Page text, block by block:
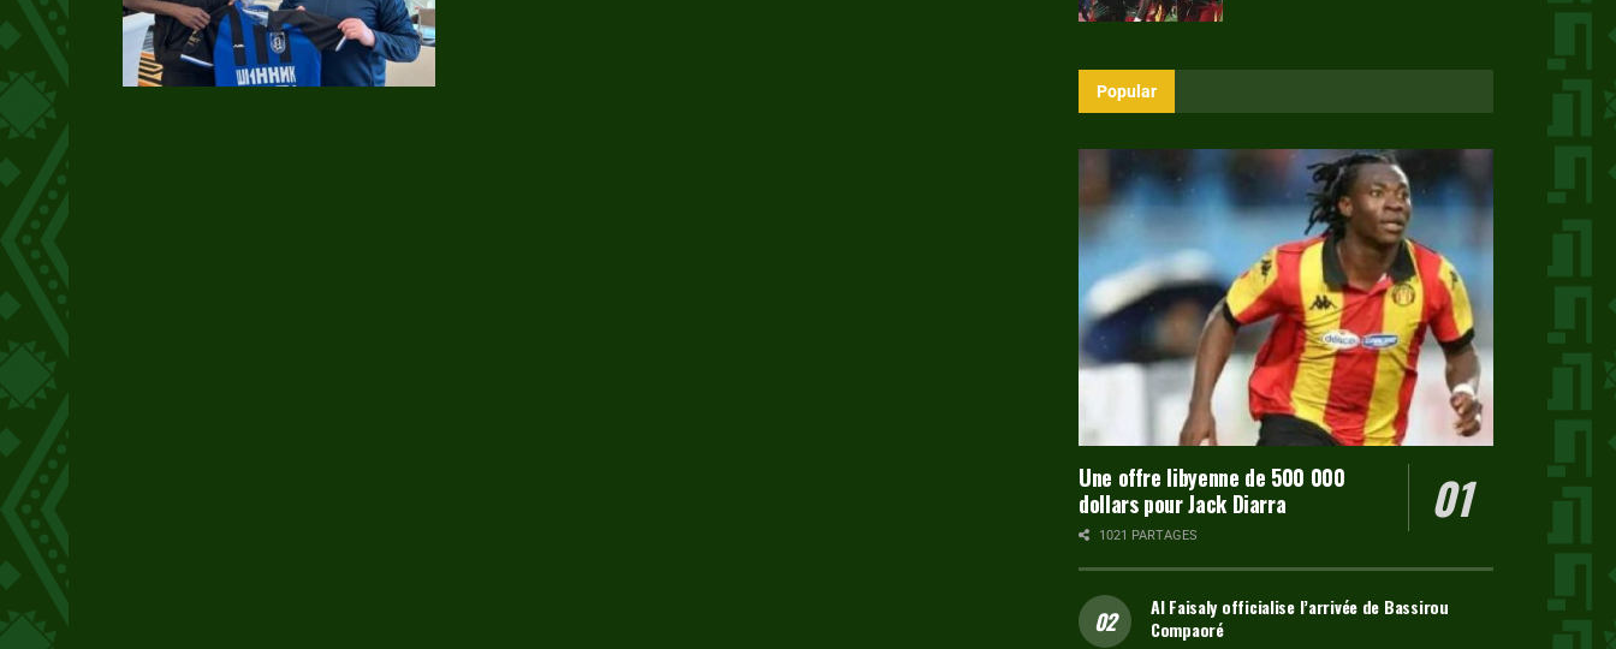
Popular
Une offre libyenne de 500 000
dollars pour Jack Diarra
1021 PARTAGES
Al Faisaly officialise l’arrivée de Bassirou
Compaoré